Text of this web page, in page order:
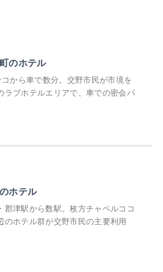
のホテル
から車で数分。交野市民が市境を
ラブホテルエリアで、車での密会パ
ホテル
郡津駅から数駅。枚方チャペルココ
のホテル群が交野市民の主要利用